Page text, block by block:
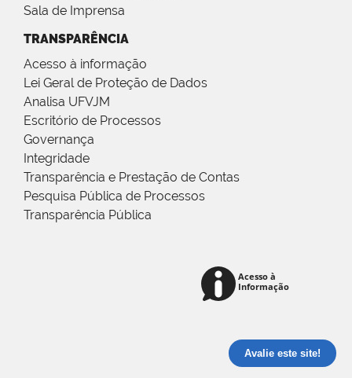
Sala de Imprensa
TRANSPARÊNCIA
Acesso à informação
Lei Geral de Proteção de Dados
Analisa UFVJM
Escritório de Processos
Governança
Integridade
Transparência e Prestação de Contas
Pesquisa Pública de Processos
Transparência Pública
Avalie este site!